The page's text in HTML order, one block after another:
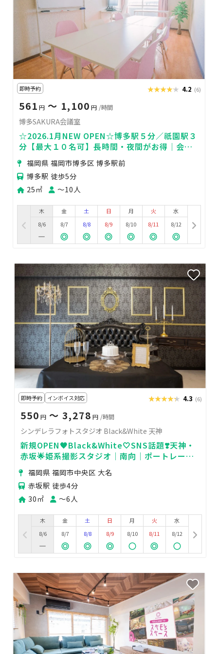
即時予約 ★★★★★
★★★★★ 4.2 (6)
561 円 〜 1,100 円 /時間
博多SAKURA会議室
☆2026.1月NEW OPEN☆博多駅５分／祇園駅３
分【最大１０名可】長時間・夜間がお得｜会
議・商談・Web面談・セミナーに最適🎥
福岡県 福岡市博多区 博多駅前
博多駅 徒歩5分
25㎡
〜10人
木
8/6
金
8/7
土
8/8
日
8/9
月
8/10
火
8/11
水
8/12
即時予約 インボイス対応 ★★★★★
★★★★★ 4.3 (6)
550 円〜 3,278 円 /時間
シンデレラフォトスタジオ Black&White 天神
新規OPEN🖤Black&White‎🤍SNS話題❣️天神・
赤坂🌟姫系撮影スタジオ｜南向｜ポートレート
｜コスプレ｜推し活｜商用
福岡県 福岡市中央区 大名
赤坂駅 徒歩4分
30㎡
〜6人
木
8/6
金
8/7
土
8/8
日
8/9
月
8/10
火
8/11
水
8/12